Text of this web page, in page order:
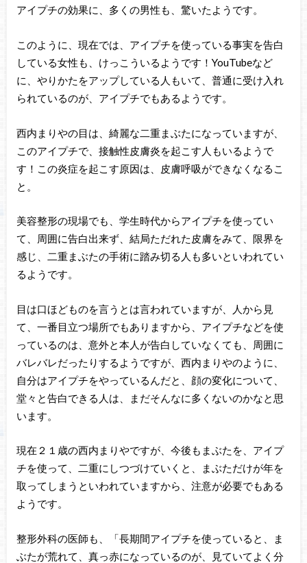
アイプチの効果に、多くの男性も、驚いたようです。
このように、現在では、アイプチを使っている事実を告白
している女性も、けっこういるようです！YouTubeなど
に、やりかたをアップしている人もいて、普通に受け入れ
られているのが、アイプチでもあるようです。
西内まりやの目は、綺麗な二重まぶたになっていますが、
このアイプチで、接触性皮膚炎を起こす人もいるようで
す！この炎症を起こす原因は、皮膚呼吸ができなくなるこ
と。
美容整形の現場でも、学生時代からアイプチを使ってい
て、周囲に告白出来ず、結局ただれた皮膚をみて、限界を
感じ、二重まぶたの手術に踏み切る人も多いといわれてい
るようです。
目は口ほどものを言うとは言われていますが、人から見
て、一番目立つ場所でもありますから、アイプチなどを使
っているのは、意外と本人が告白していなくても、周囲に
バレバレだったりするようですが、西内まりやのように、
自分はアイプチをやっているんだと、顔の変化について、
堂々と告白できる人は、まだそんなに多くないのかなと思
います。
現在２１歳の西内まりやですが、今後もまぶたを、アイプ
チを使って、二重にしつづけていくと、まぶただけが年を
取ってしまうといわれていますから、注意が必要でもある
ようです。
整形外科の医師も、「長期間アイプチを使っていると、ま
ぶたが荒れて、真っ赤になっているのが、見ていてよく分